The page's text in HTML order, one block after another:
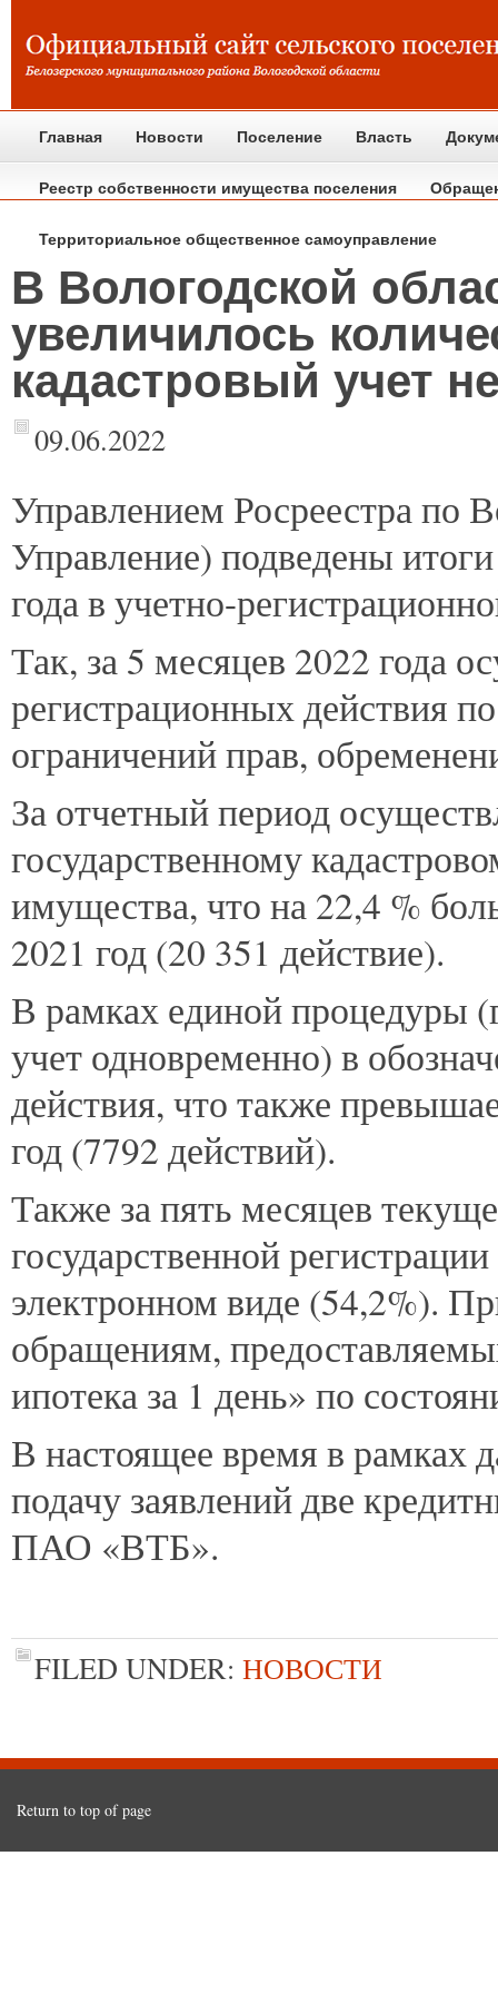
Главная Новости Поселение Власть
Реестр собственности имущества поселения
Территориальное общественное самоуправление
В Вологодской
увеличилось
кадастровый учет
09.06.2022
Управлением Росреестра по
Управление) подведены
года в учетно-
Так, за 5 месяцев 2022 года
регистрационных действия
ограничений прав,
За отчетный период
государственному
имущества, что на 22,4 %
2021 год (20 351 действие).
В рамках единой процедуры
учет одновременно) в
действия, что также
год (7792 действий).
Также за пять месяцев
государственной
электронном виде (54,2%).
обращениям,
ипотека за 1 день» по
В настоящее время в рамках
подачу заявлений две
ПАО «ВТБ».
FILED UNDER: НОВОСТИ
Return to top of page